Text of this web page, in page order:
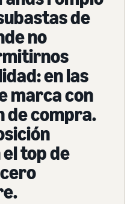
de
no
en las
marca con
de compra.
top de